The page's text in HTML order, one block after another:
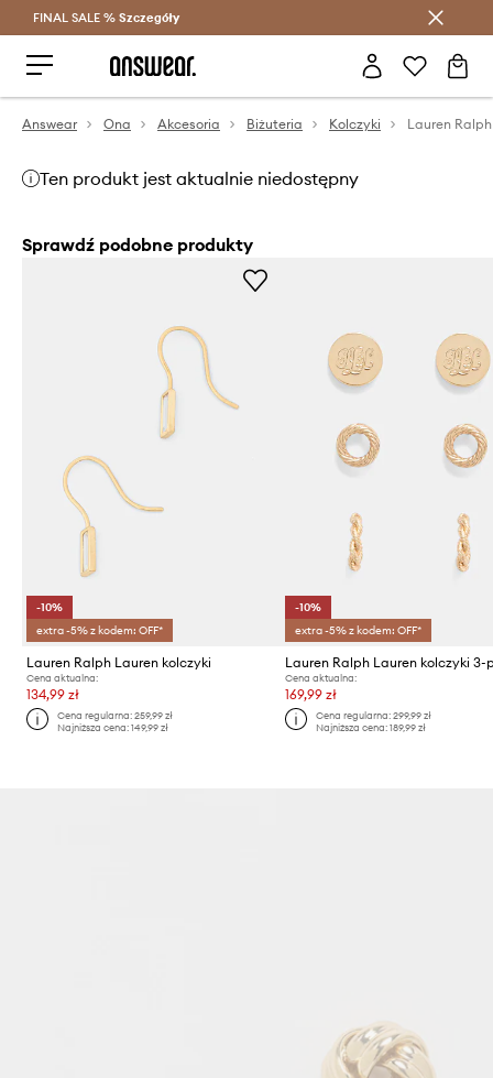
Oszczędzaj z Answear Club >
FINAL SALE % Szczegóły
Answear Ona Akcesoria Biżuteria Kolczyki
Ten produkt jest aktualnie niedostępny
Sprawdź podobne produkty
-10%
extra -5% z kodem: OFF*
Lauren Ralph Lauren kolczyki
Cena aktualna:
134,99 zł
Cena regularna:259,99 zł
Najniższa cena:149,99 zł
-10%
extra -5% z kodem: OFF*
Lauren Ralph Lauren kolczyki 3-
Cena aktualna:
169,99 zł
Cena regularna: 299,99 zł
Najniższa cena: 189,99 zł